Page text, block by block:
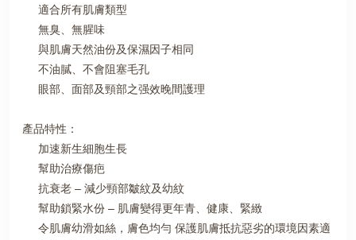
適合所有肌膚類型
無臭、無腥味
與肌膚天然油份及保濕因子相同
不油膩、不會阻塞毛孔
眼部、面部及頸部之强效晚間護理
產品特性：
加速新生細胞生長
幫助治療傷疤
抗衰老 – 減少頸部皺紋及幼紋
幫助鎖緊水份 – 肌膚變得更年青、健康、緊緻
令肌膚幼滑如絲，膚色均勻 保護肌膚抵抗惡劣的環境因素適